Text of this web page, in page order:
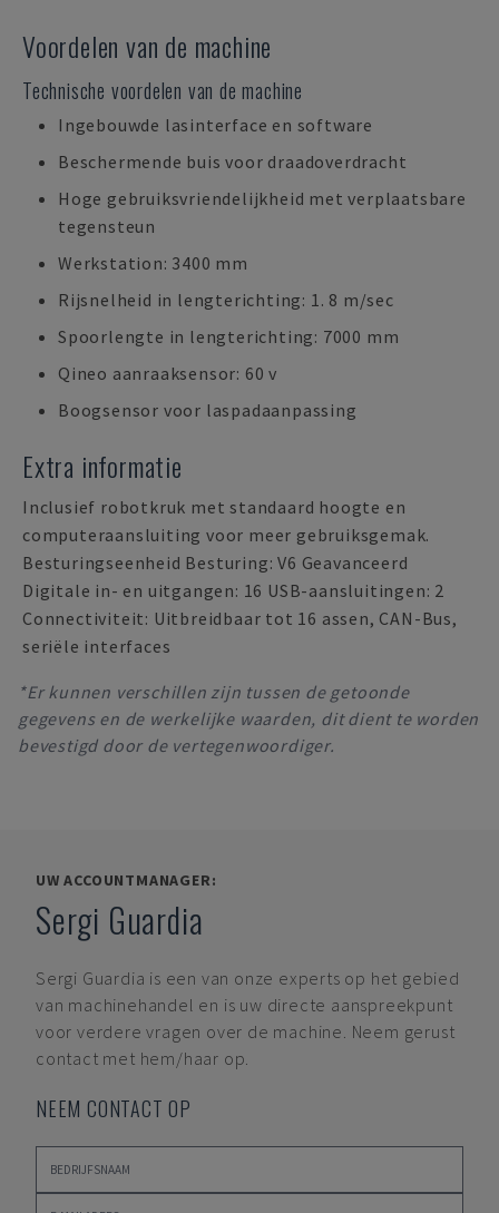
Voordelen van de machine
Technische voordelen van de machine
Ingebouwde lasinterface en software
Beschermende buis voor draadoverdracht
Hoge gebruiksvriendelijkheid met verplaatsbare
tegensteun
Werkstation: 3400 mm
Rijsnelheid in lengterichting: 1. 8 m/sec
Spoorlengte in lengterichting: 7000 mm
Qineo aanraaksensor: 60 v
Boogsensor voor laspadaanpassing
Extra informatie
Inclusief robotkruk met standaard hoogte en
computeraansluiting voor meer gebruiksgemak.
Besturingseenheid Besturing: V6 Geavanceerd
Digitale in- en uitgangen: 16 USB-aansluitingen: 2
Connectiviteit: Uitbreidbaar tot 16 assen, CAN-Bus,
seriële interfaces
*Er kunnen verschillen zijn tussen de getoonde
gegevens en de werkelijke waarden, dit dient te worden
bevestigd door de vertegenwoordiger.
UW ACCOUNTMANAGER:
Sergi Guardia
Sergi Guardia is een van onze experts op het gebied
van machinehandel en is uw directe aanspreekpunt
voor verdere vragen over de machine. Neem gerust
contact met hem/haar op.
NEEM CONTACT OP